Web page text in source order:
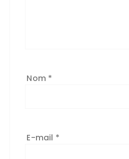
Nom *
E-mail *